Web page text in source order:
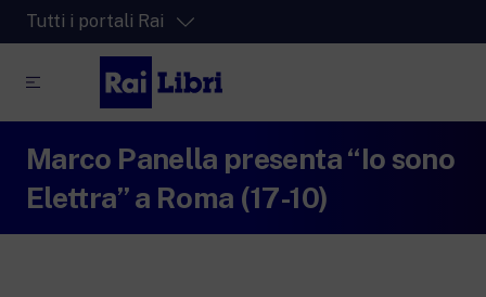
Tutti i portali Rai
La piattaforma di streaming video per tutti.
RaiPlay
Marco Panella presenta “Io sono
Elettra” a Roma (17-10)